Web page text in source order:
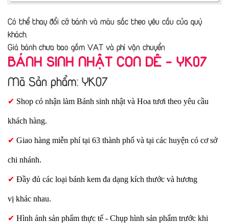
Có thể thay đổi cỡ bánh và màu sắc theo yêu cầu của quý
khách.
Giá bánh chưa bao gồm VAT và phí vận chuyển
BÁNH SINH NHẬT CON DÊ - YK07
Mã Sản phẩm: YK07
✔ Shop có nhận làm Bánh sinh nhật và Hoa tươi theo yêu cầu
khách hàng.
✔ Giao hàng miễn phí tại 63 thành phố và tại các huyện có cơ sở
chi nhánh.
✔ Đầy đủ các loại bánh kem đa dạng kích thước và hương
vị khác nhau.
✔ Hình ảnh sản phẩm thực tế - Chụp hình sản phẩm trước khi